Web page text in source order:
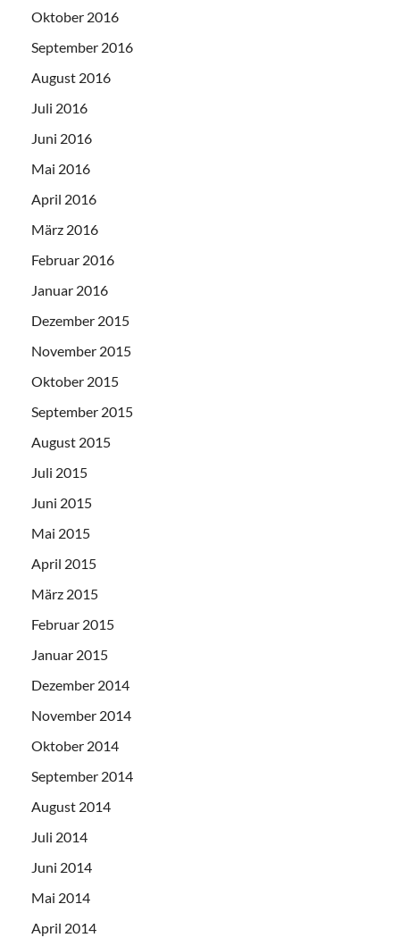
Oktober 2016
September 2016
August 2016
Juli 2016
Juni 2016
Mai 2016
April 2016
März 2016
Februar 2016
Januar 2016
Dezember 2015
November 2015
Oktober 2015
September 2015
August 2015
Juli 2015
Juni 2015
Mai 2015
April 2015
März 2015
Februar 2015
Januar 2015
Dezember 2014
November 2014
Oktober 2014
September 2014
August 2014
Juli 2014
Juni 2014
Mai 2014
April 2014